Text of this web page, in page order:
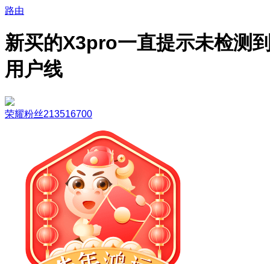
路由
新买的X3pro一直提示未检测
用户线
荣耀粉丝213516700